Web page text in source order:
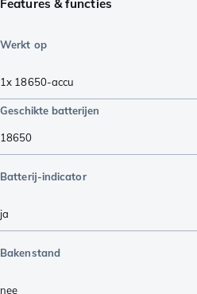
Features & functies
Werkt op
1x 18650-accu
Geschikte batterijen
18650
Batterij-indicator
ja
Bakenstand
nee